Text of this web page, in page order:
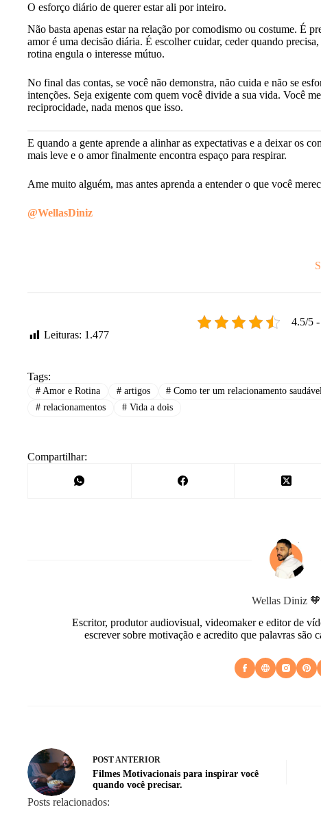
O esforço diário de querer estar ali por inteiro.
Não basta apenas estar na relação por comodismo ou costume. É
amor é uma decisão diária. É escolher cuidar, ceder quando
rotina engula o interesse mútuo.
No final das contas, se você não demonstra, não cuida e não se
intenções. Seja exigente com quem você divide a sua vida. Você
reciprocidade, nada menos que isso.
E quando a gente aprende a alinhar as expectativas e a deixar os
mais leve e o amor finalmente encontra espaço para respirar.
Ame muito alguém, mas antes aprenda a entender o que você
@WellasDiniz
4.5/5
Leituras: 1.477
Tags:
#Amor e Rotina #artigos # Como ter um relacionamento saudável
#relacionamentos #Vida a dois
Compartilhar:
Wellas Diniz 🧡
Escritor, produtor audiovisual, videomaker e editor de
escrever sobre motivação e acredito que palavras são
POSTANTERIOR
Filmes Motivacionais para inspirar você
quando você precisar.
Posts relacionados: